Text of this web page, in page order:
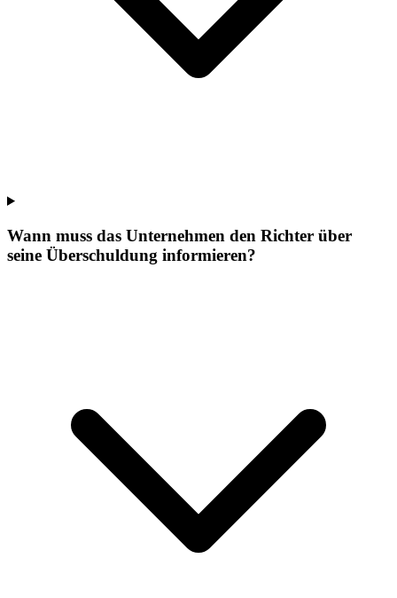
Wann muss das Unternehmen den Richter über
seine Überschuldung informieren?